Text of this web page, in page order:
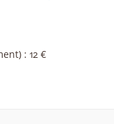
: 12 €